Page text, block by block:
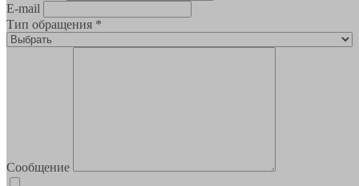
E-mail
Тип обращения *
Сообщение